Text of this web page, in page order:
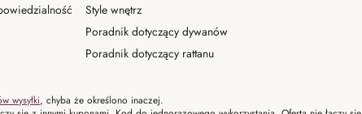
Style wnętrz
Poradnik dotyczący dywanów
Poradnik dotyczący rattanu
wysyłki, chyba że określono inaczej.